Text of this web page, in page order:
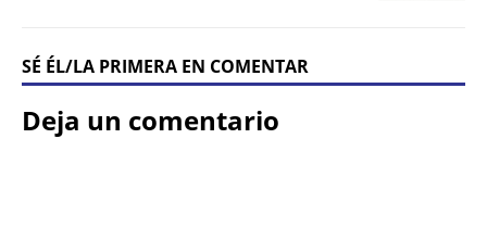
SÉ ÉL/LA PRIMERA EN COMENTAR
Deja un comentario